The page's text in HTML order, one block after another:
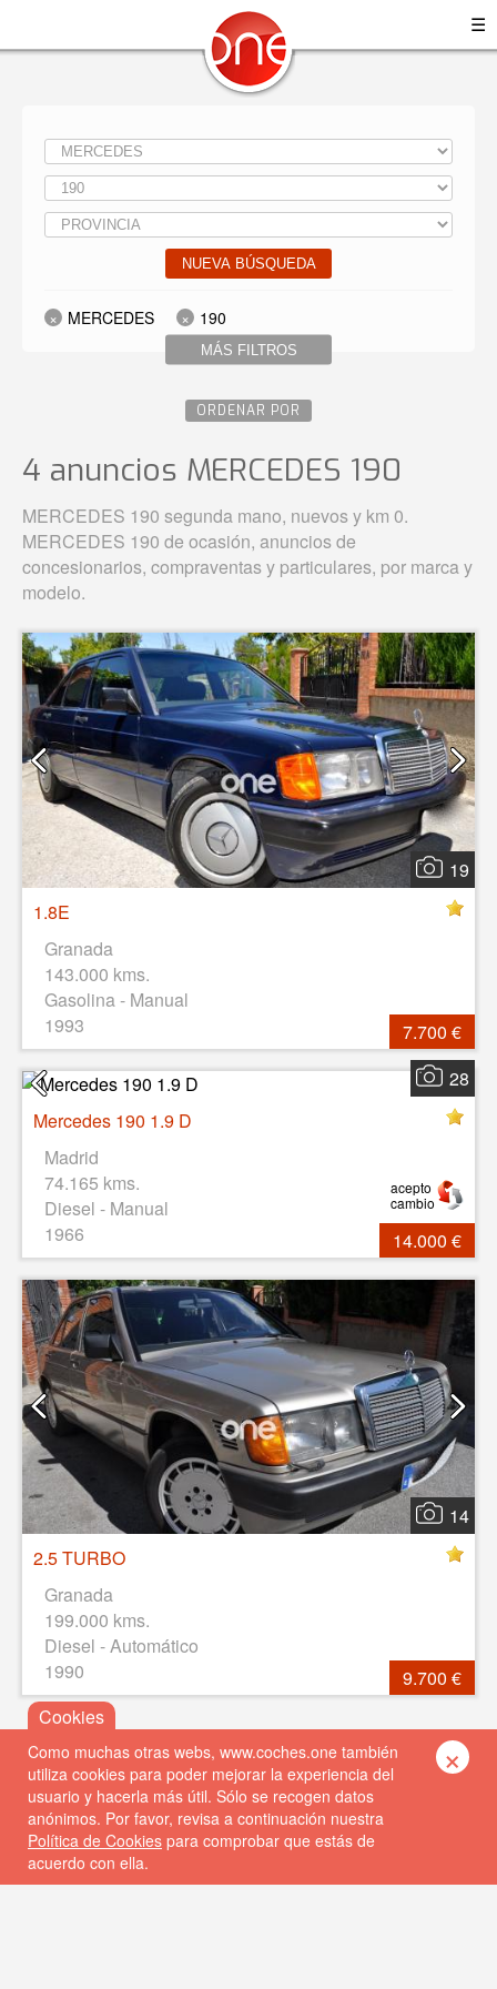
☰
NUEVA BÚSQUEDA
MÁS FILTROS
MERCEDES 190
ORDENAR POR
4 anuncios MERCEDES 190
MERCEDES 190 segunda mano, nuevos y km 0.
MERCEDES 190 de ocasión, anuncios de
concesionarios, compraventas y particulares, por marca y
modelo.
19
1.8E
Granada
143.000 kms.
Gasolina - Manual
1993
7.700 €
28
Mercedes 190 1.9 D
Madrid
74.165 kms.
Diesel - Manual
1966
14.000 €
acepto
cambio
14
2.5 TURBO
Granada
199.000 kms.
Diesel - Automático
1990
9.700 €
Como muchas otras webs, www.coches.one también
utiliza cookies para poder mejorar la experiencia del
usuario y hacerla más útil. Sólo se recogen datos
anónimos. Por favor, revisa a continuación nuestra
Política de Cookies para comprobar que estás de
acuerdo con ella.
×